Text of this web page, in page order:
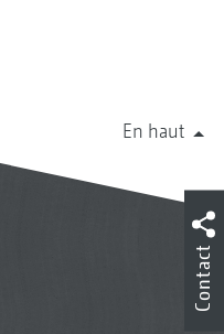
En haut
Contact